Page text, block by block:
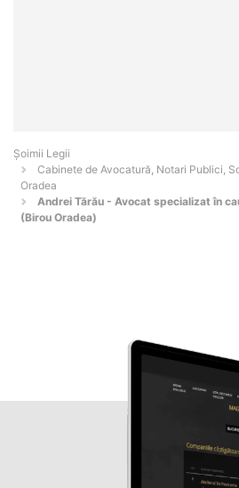
Șoimii Legii
Cabinete de Avocatură, Notari Publici,
Oradea
Andrei Tărău - Avocat specializat în
(Birou Oradea)